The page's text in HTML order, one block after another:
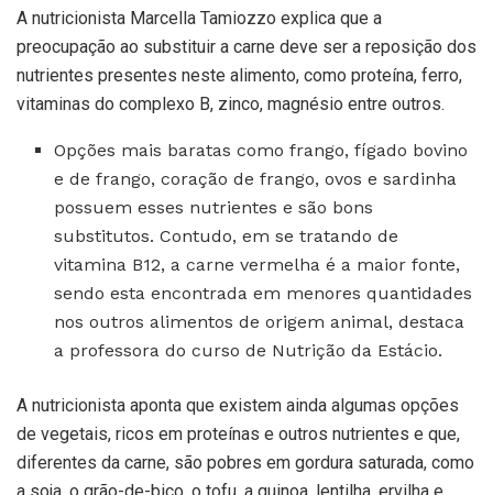
A nutricionista Marcella Tamiozzo explica que a
preocupação ao substituir a carne deve ser a reposição dos
nutrientes presentes neste alimento, como proteína, ferro,
vitaminas do complexo B, zinco, magnésio entre outros.
Opções mais baratas como frango, fígado bovino
e de frango, coração de frango, ovos e sardinha
possuem esses nutrientes e são bons
substitutos. Contudo, em se tratando de
vitamina B12, a carne vermelha é a maior fonte,
sendo esta encontrada em menores quantidades
nos outros alimentos de origem animal, destaca
a professora do curso de Nutrição da Estácio.
A nutricionista aponta que existem ainda algumas opções
de vegetais, ricos em proteínas e outros nutrientes e que,
diferentes da carne, são pobres em gordura saturada, como